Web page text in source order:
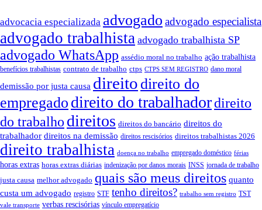
advocacia especializada advogado advogado especialista
advogado trabalhista advogado trabalhista SP
advogado WhatsApp assédio moral no trabalho ação trabalhista
benefícios trabalhistas contrato de trabalho ctps CTPS SEM REGISTRO dano moral
demissão por justa causa direito direito do
empregado direito do trabalhadordireito
do trabalho direitos direitos do bancário direitos do
trabalhador direitos na demissão direitos rescisórios direitos trabalhistas 2026
direito trabalhista doença no trabalho empregado doméstico férias
horas extras horas extras diárias indenização por danos morais INSS jornada de trabalho
justa causa melhor advogado quais são meus direitos quanto
custa um advogado registro STF tenho direitos? trabalho sem registro TST
vale transporte verbas rescisórias vínculo empregatício